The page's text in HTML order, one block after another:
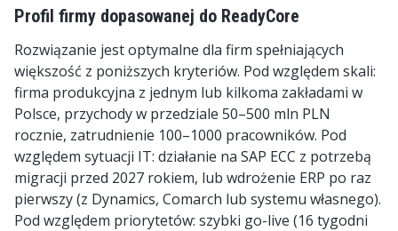
Profil firmy dopasowanej do ReadyCore
Rozwiązanie jest optymalne dla firm spełniających
większość z poniższych kryteriów. Pod względem skali:
firma produkcyjna z jednym lub kilkoma zakładami w
Polsce, przychody w przedziale 50–500 mln PLN
rocznie, zatrudnienie 100–1000 pracowników. Pod
względem sytuacji IT: działanie na SAP ECC z potrzebą
migracji przed 2027 rokiem, lub wdrożenie ERP po raz
pierwszy (z Dynamics, Comarch lub systemu własnego).
Pod względem priorytetów: szybki go-live (16 tygodni